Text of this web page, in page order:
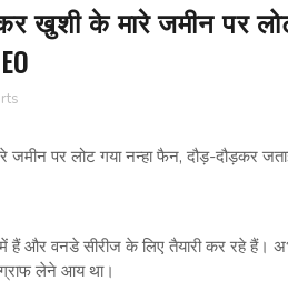
खुशी के मारे जमीन पर
जमीन पर लोट गया नन्हा फैन, दौड़-दौड़कर
में हैं और वनडे सीरीज के लिए तैयारी कर रहे
लेने आय था।